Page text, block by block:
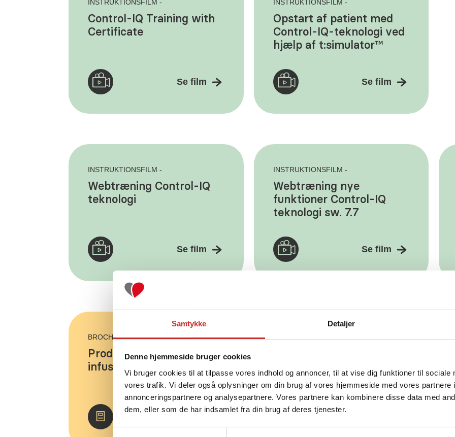
Samtykke Detaljer
Denne hjemmeside bruger cookies
Vi bruger cookies til at tilpasse vores indhold og annoncer, til at vise dig funktioner til sociale
vores trafik. Vi deler også oplysninger om din brug af vores hjemmeside med vores partnere
annonceringspartnere og analysepartnere. Vores partnere kan kombinere disse data med
dem, eller som de har indsamlet fra din brug af deres tjenester.
INSTRUKTIONSFILM -
Control-IQ Training with
Certificate
Se film
INSTRUKTIONSFILM -
Opstart af patient med
Control-IQ-teknologi ved
hjælp af t:simulator™
Se film
INSTRUKTIONSFILM -
Webtræning Control-IQ
teknologi
Se film
INSTRUKTIONSFILM -
Webtræning nye
funktioner Control-IQ
teknologi sw. 7.7
Se film
BROCHURE - 4 SIDER
Produktblad Tandem
infusionssæt
Besøg og
BROCHURE - 2 SIDER
insulinpumpe og tilbehør
Besøg og